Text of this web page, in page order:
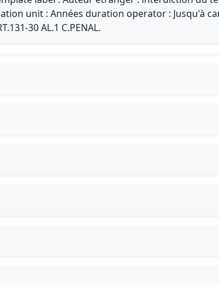
unit : Années duration operator : Jusqu'à
30 AL.1 C.PENAL.